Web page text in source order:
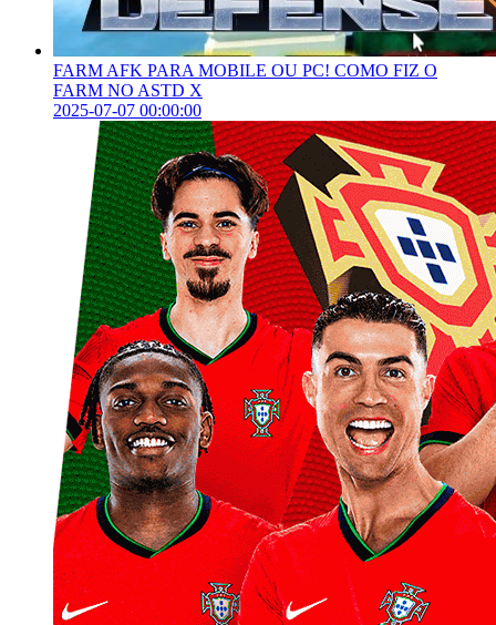
FARM AFK PARA MOBILE OU PC! COMO FIZ O
FARM NO ASTD X
2025-07-07 00:00:00